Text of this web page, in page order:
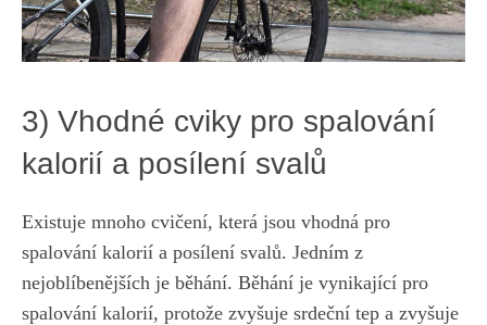
3)⁣ Vhodné cviky pro spalování
kalorií a ⁣posílení svalů
Existuje mnoho ‌cvičení, která jsou vhodná pro
spalování kalorií‌ a posílení svalů.‌ Jedním z
nejoblíbenějších je‌ běhání.⁢ Běhání ⁢je vynikající pro
⁢spalování kalorií, protože⁣ zvyšuje srdeční tep⁣ a zvyšuje